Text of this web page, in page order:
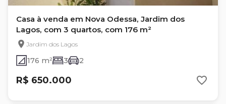
Casa à venda em Nova Odessa, Jardim dos
Lagos, com 3 quartos, com 176 m²
Jardim dos Lagos
176 m² 3 2
R$ 650.000